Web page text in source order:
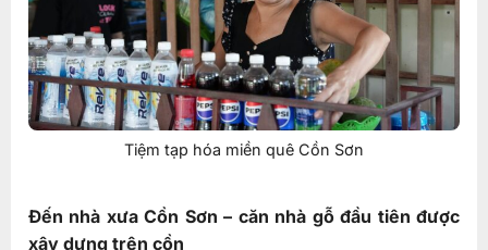
Tiệm tạp hóa miền quê Cồn Sơn
Đến nhà xưa Cồn Sơn – căn nhà gỗ đầu tiên được
xây dựng trên cồn